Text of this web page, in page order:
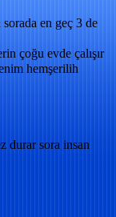
en geç 3 de
çoğu evde çalışır
hemşerilih
durar sora insan